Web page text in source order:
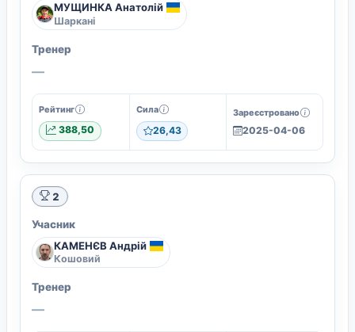
МУЩИНКА Анатолій
Шаркані
Тренер
—
Рейтинг
388,50
Сила
26,43
Зареєстровано
2025-04-06
2
Учасник
КАМЕНЄВ Андрій
Кошовий
Тренер
—